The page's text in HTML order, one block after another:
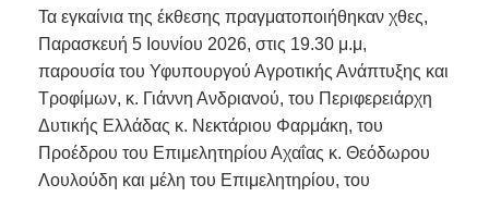
Τα εγκαίνια της έκθεσης πραγματοποιήθηκαν χθες,
Παρασκευή 5 Ιουνίου 2026, στις 19.30 μ.μ,
παρουσία του Υφυπουργού Αγροτικής Ανάπτυξης και
Τροφίμων, κ. Γιάννη Ανδριανού, του Περιφερειάρχη
Δυτικής Ελλάδας κ. Νεκτάριου Φαρμάκη, του
Προέδρου του Επιμελητηρίου Αχαΐας κ. Θεόδωρου
Λουλούδη και μέλη του Επιμελητηρίου, του